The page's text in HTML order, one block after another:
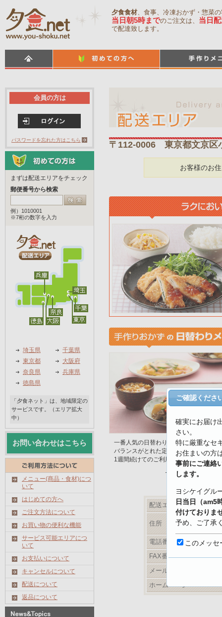
夕食食材、食事、冷凍おかず・惣菜
当日朝5時までのご注文は、 当日
で配達致します。
〒112-0006 東京都文京区
お客様のお
一番人気の日替わり手作りおかず。
バランスがとれた定番メニュー。
1週間続けてのご利用をお勧めします。
最新メニューは
配送エリア
住所
電話番号
FAX番号
メールアドレス
ホームページ
会員の方は
パスワードを忘れた方はこちら
まずは配送エリアをチェック
郵便番号から検索
例）1010001
※7桁の数字を入力
埼玉県
千葉県
東京都
大阪府
奈良県
兵庫県
徳島県
「夕食ネット」は、地域限定の
サービスです。（エリア拡大
中）
お問い合わせはこちら
メニュー(商品・食材)につ
いて
はじめての方へ
ご注文方法について
お買い物の便利な機能
サービス可能エリアにつ
いて
お支払いについて
キャンセルについて
配送について
返品について
ご確認くださ
確実にお届け
さい。
特に厳重なセ
お住まいの方
事前にご連絡
します。
ヨシケイグル
日当日（am5
付けておりま
予め、ご了承
【キャンセル
このメッ